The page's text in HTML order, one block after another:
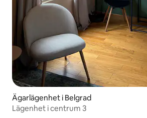
Ägarlägenhet i Belgrad
Lägenhet i centrum 3